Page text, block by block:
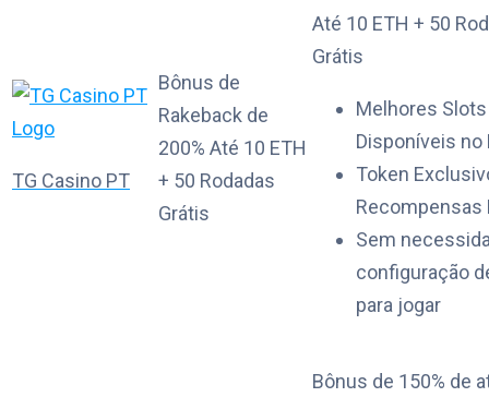
TG Casino PT
Bônus de
Rakeback de
200% Até 10 ETH
+ 50 Rodadas
Grátis
Até 10 ETH + 50
Grátis
Melhores
Disponíveis no
Token
Recompensas
Sem
configuração
para jogar
Bônus de 150% de